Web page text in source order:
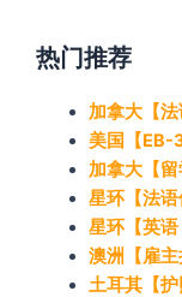
热门推荐
加拿大【法
美国【EB-
加拿大【留
星环【法语
星环【英语
澳洲【雇主
土耳其【护